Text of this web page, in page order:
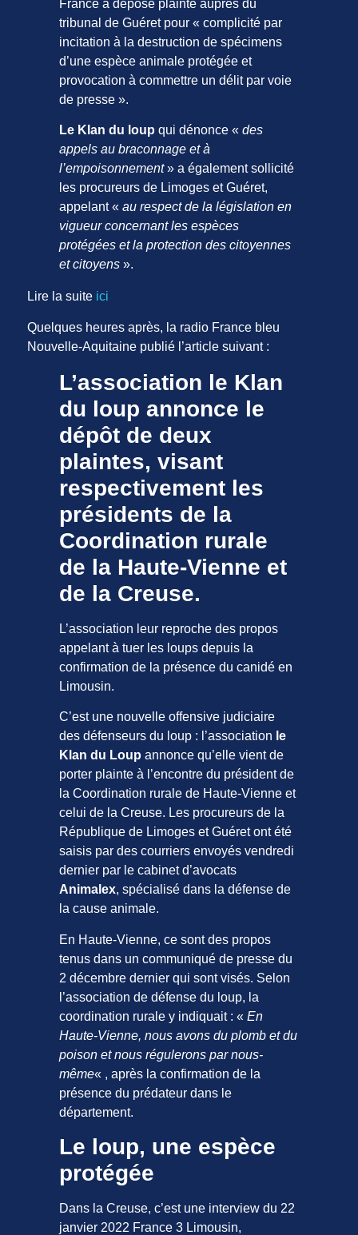
France a déposé plainte auprès du
tribunal de Guéret pour « complicité par
incitation à la destruction de spécimens
d’une espèce animale protégée et
provocation à commettre un délit par voie
de presse ».
Le Klan du loup qui dénonce «des
appels au braconnage et à
l’empoisonnement» a également sollicité
les procureurs de Limoges et Guéret,
appelant «au respect de la législation en
vigueur concernant les espèces
protégées et la protection des citoyennes
et citoyens ».
Lire la suite ici
Quelques heures après, la radio France bleu
Nouvelle-Aquitaine publié l’article suivant :
L’association le Klan
du loup annonce le
dépôt de deux
plaintes, visant
respectivement les
présidents de la
Coordination rurale
de la Haute-Vienne et
de la Creuse.
L’association leur reproche des propos
appelant à tuer les loups depuis la
confirmation de la présence du canidé en
Limousin.
C’est une nouvelle offensive judiciaire
des défenseurs du loup : l’association le
Klan du Loup annonce qu’elle vient de
porter plainte à l’encontre du président de
la Coordination rurale de Haute-Vienne et
celui de la Creuse. Les procureurs de la
République de Limoges et Guéret ont été
saisis par des courriers envoyés vendredi
dernier par le cabinet d’avocats
Animalex, spécialisé dans la défense de
la cause animale.
En Haute-Vienne, ce sont des propos
tenus dans un communiqué de presse du
2 décembre dernier qui sont visés. Selon
l’association de défense du loup, la
coordination rurale y indiquait : «En
Haute-Vienne, nous avons du plomb et du
poison et nous régulerons par nous-
même« , après la confirmation de la
présence du prédateur dans le
département.
Le loup, une espèce
protégée
Dans la Creuse, c’est une interview du 22
janvier 2022 France 3 Limousin,